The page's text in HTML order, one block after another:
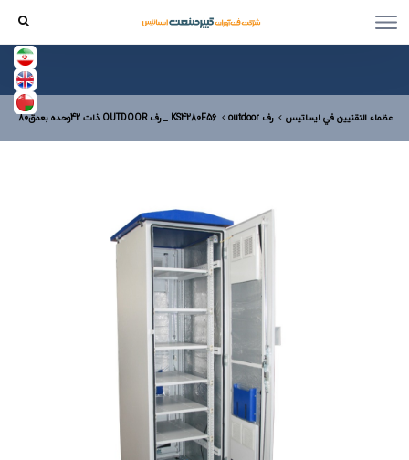
عظماء التقنيين في ایساتیس رف outdoor KS4280F56 _ رف OUTDOOR ذات 42وحده بعمق80